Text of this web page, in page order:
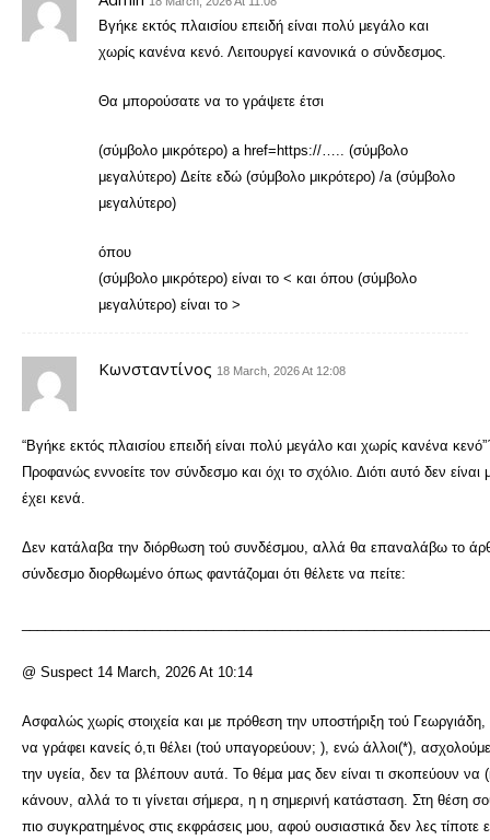
Βγήκε εκτός πλαισίου επειδή είναι πολύ μεγάλο και
χωρίς κανένα κενό. Λειτουργεί κανονικά ο σύνδεσμος.
Θα μπορούσατε να το γράψετε έτσι
(σύμβολο μικρότερο) a href=https://….. (σύμβολο
μεγαλύτερo) Δείτε εδώ (σύμβολο μικρότερο) /a (σύμβολο
μεγαλύτερο)
όπου
(σύμβολο μικρότερο) είναι το < και όπου (σύμβολο
μεγαλύτερο) είναι το >
Κωνσταντίνος 18 March, 2026 At 12:08
“Βγήκε εκτός πλαισίου επειδή είναι πολύ μεγάλο και χωρίς κανένα κενό”΄
Προφανώς εννοείτε τον σύνδεσμο και όχι το σχόλιο. Διότι αυτό δεν είναι
έχει κενά.
Δεν κατάλαβα την διόρθωση τού συνδέσμου, αλλά θα επαναλάβω το
σύνδεσμο διορθωμένο όπως φαντάζομαι ότι θέλετε να πείτε:
@ Suspect 14 March, 2026 At 10:14
Ασφαλώς χωρίς στοιχεία και με πρόθεση την υποστήριξη τού Γεωργιάδη,
να γράφει κανείς ό,τι θέλει (τού υπαγορεύουν; ), ενώ άλλοι(*),
την υγεία, δεν τα βλέπουν αυτά. Το θέμα μας δεν είναι τι σκοπεύουν να
κάνουν, αλλά το τι γίνεται σήμερα, η η σημερινή κατάσταση. Στη θέση
πιο συγκρατημένος στις εκφράσεις μου, αφού ουσιαστικά δεν λες τίποτε